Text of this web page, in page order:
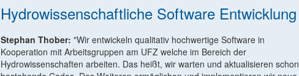
Hydrowissenschaftliche Software Entwicklung
Stephan Thober: "Wir entwickeln qualitativ hochwertige Software in
Kooperation mit Arbeitsgruppen am UFZ welche im Bereich der
Hydrowissenschaften arbeiten. Das heißt, wir warten und aktualisieren schon